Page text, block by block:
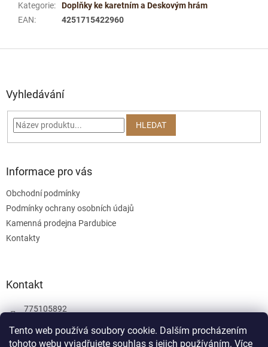
Tento web používá soubory cookie. Dalším procházením
tohoto webu vyjadřujete souhlas s jejich používáním. Více
Kategorie:
Doplňky ke karetním a Deskovým hrám
EAN: 4251715422960
Vyhledávání
HLEDAT
Informace pro vás
Obchodní podmínky
Podmínky ochrany osobních údajů
Kamenná prodejna Pardubice
Kontakty
Kontakt
775105892
775105892
Facebook